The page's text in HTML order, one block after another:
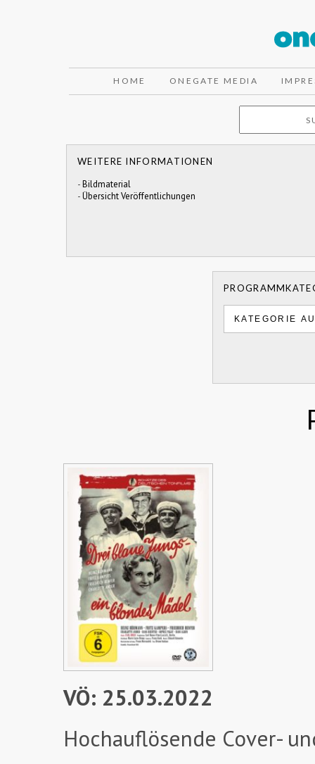
HOME ONEGATE MEDIA
WEITERE INFORMATIONEN
-Bildmaterial
-Übersicht Veröffentlichungen
VÖ: 25.03.2022
Hochauflösende Cover-